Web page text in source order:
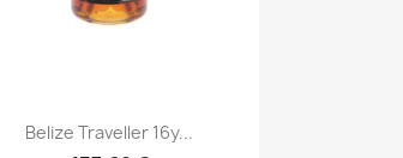
Aperçu rapide
Belize Traveller 16y...